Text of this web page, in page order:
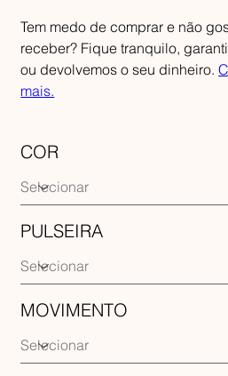
Tem medo de comprar e não
receber? Fique tranquilo,
ou devolvemos o seu dinheiro.
mais.
COR
PULSEIRA
MOVIMENTO